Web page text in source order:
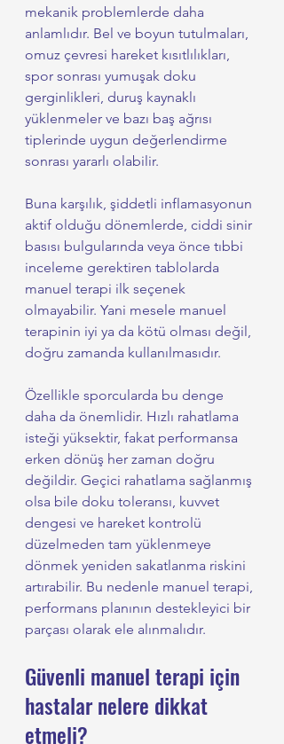
mekanik problemlerde daha
anlamlıdır. Bel ve boyun tutulmaları,
omuz çevresi hareket kısıtlılıkları,
spor sonrası yumuşak doku
gerginlikleri, duruş kaynaklı
yüklenmeler ve bazı baş ağrısı
tiplerinde uygun değerlendirme
sonrası yararlı olabilir.
Buna karşılık, şiddetli inflamasyonun
aktif olduğu dönemlerde, ciddi sinir
basısı bulgularında veya önce tıbbi
inceleme gerektiren tablolarda
manuel terapi ilk seçenek
olmayabilir. Yani mesele manuel
terapinin iyi ya da kötü olması değil,
doğru zamanda kullanılmasıdır.
Özellikle sporcularda bu denge
daha da önemlidir. Hızlı rahatlama
isteği yüksektir, fakat performansa
erken dönüş her zaman doğru
değildir. Geçici rahatlama sağlanmış
olsa bile doku toleransı, kuvvet
dengesi ve hareket kontrolü
düzelmeden tam yüklenmeye
dönmek yeniden sakatlanma riskini
artırabilir. Bu nedenle manuel terapi,
performans planının destekleyici bir
parçası olarak ele alınmalıdır.
Güvenli manuel terapi için
hastalar nelere dikkat
etmeli?